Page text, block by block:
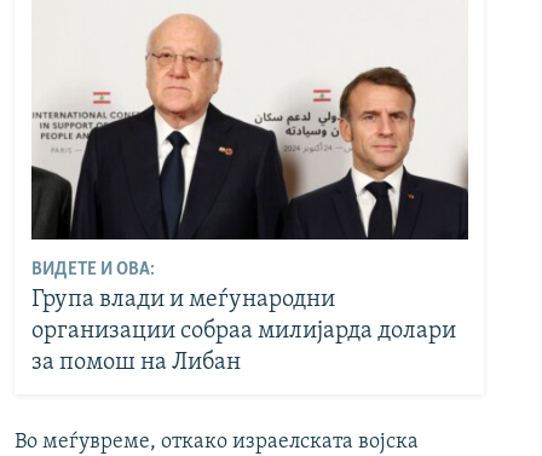
ВИДЕТЕ И ОВА:
Група влади и меѓународни
организации собраа милијарда долари
за помош на Либан
Во меѓувреме, откако израелската војска